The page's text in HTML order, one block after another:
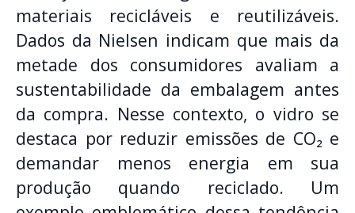
materiais recicláveis e reutilizáveis.
Dados da Nielsen indicam que mais da
metade dos consumidores avaliam a
sustentabilidade da embalagem antes
da compra. Nesse contexto, o vidro se
destaca por reduzir emissões de CO₂ e
demandar menos energia em sua
produção quando reciclado. Um